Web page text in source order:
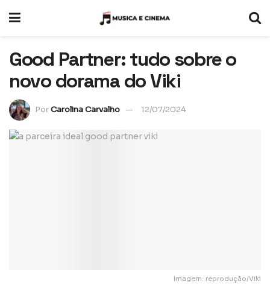
Good Partner: tudo sobre o
novo dorama do Viki
PorCarolina Carvalho 12/07/2024
Imagem: reprodução/Viki